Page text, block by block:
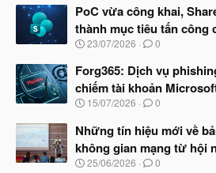
đ
ầ
u
à
b
ắ
đ
ầ
u
PoC vừa công khai,
thành mục tiêu tấn công
N
à
b
ắ
đ
ầ
u
23/07/2026 0
Forg365: Dịch vụ
chiếm tài khoản
N
à
b
ắ
15/07/2026 0
Những tín hiệu mới về
không gian mạng từ hội
N
25/06/2026 0